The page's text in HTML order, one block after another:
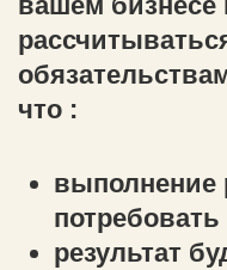
что :
выполнение
результат